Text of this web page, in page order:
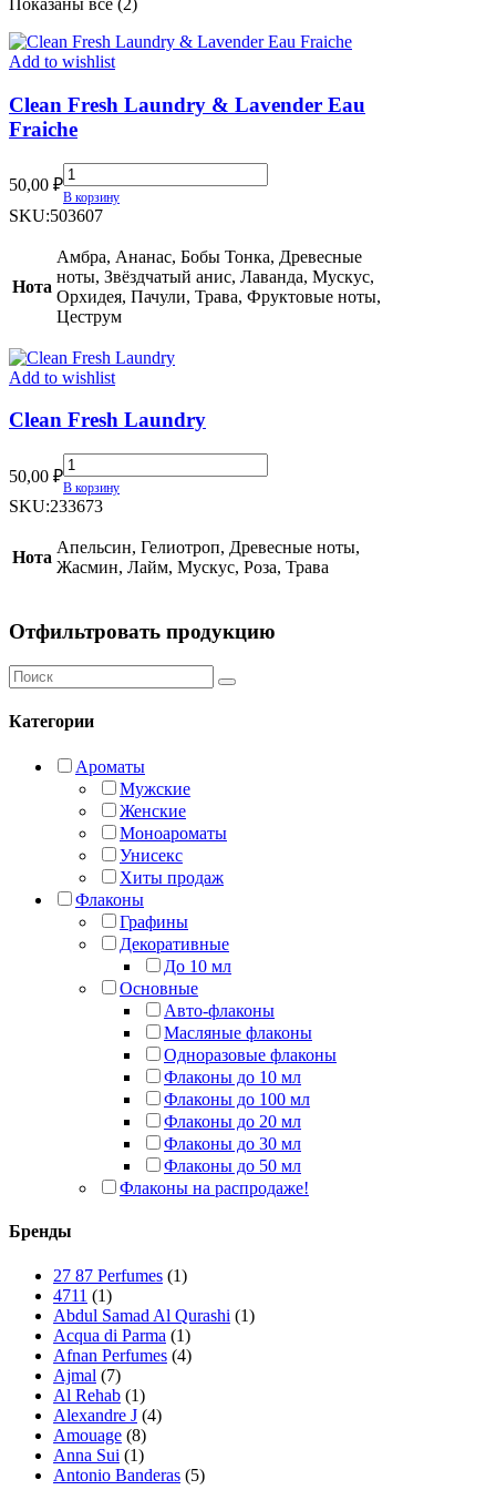
Показаны все (2)
недавние
Add to wishlist
Clean Fresh Laundry & Lavender Eau
Fraiche
50,00 ₽
Clean
Fresh
Laundry
Lavender
Eau
Fraiche
quantity
В корзину
SKU:503607
Нота
Амбра, Ананас, Бобы Тонка, Древесные
ноты, Звёздчатый анис, Лаванда, Мускус,
Орхидея, Пачули, Трава, Фруктовые ноты,
Цеструм
Add to wishlist
Clean Fresh Laundry
50,00 ₽
Clean
Fresh
Laundry
В корзину
SKU:233673
Нота
Апельсин, Гелиотроп, Древесные ноты,
Жасмин, Лайм, Мускус, Роза, Трава
Отфильтровать продукцию
Категории
Ароматы
Мужские
Женские
Моноароматы
Унисекс
Хиты продаж
Флаконы
Графины
Декоративные
До 10 мл
Основные
Авто-флаконы
Масляные флаконы
Одноразовые флаконы
Флаконы до 10 мл
Флаконы до 100 мл
Флаконы до 20 мл
Флаконы до 30 мл
Флаконы до 50 мл
Флаконы на распродаже!
Бренды
27 87 Perfumes (1)
4711 (1)
Abdul Samad Al Qurashi (1)
Acqua di Parma (1)
Afnan Perfumes (4)
Ajmal (7)
Al Rehab (1)
Alexandre J (4)
Amouage (8)
Anna Sui (1)
Antonio Banderas (5)